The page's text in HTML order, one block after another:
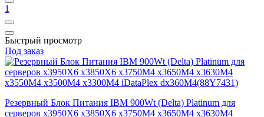
1
Быстрый просмотр
Под заказ
Резервный Блок Питания IBM 900Wt (Delta) Platinum для
серверов x3950X6 x3850X6 x3750M4 x3650M4 x3630M4